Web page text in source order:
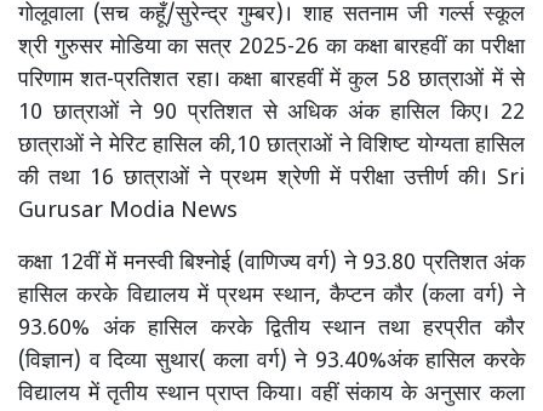
गोलूवाला (सच कहूँ/सुरेन्द्र गुम्बर)। शाह सतनाम जी गर्ल्स स्कूल
श्री गुरुसर मोडिया का सत्र 2025-26 का कक्षा बारहवीं का परीक्षा
परिणाम शत-प्रतिशत रहा। कक्षा बारहवीं में कुल 58 छात्राओं में से
10 छात्राओं ने 90 प्रतिशत से अधिक अंक हासिल किए। 22
छात्राओं ने मेरिट हासिल की,10 छात्राओं ने विशिष्ट योग्यता हासिल
की तथा 16 छात्राओं ने प्रथम श्रेणी में परीक्षा उत्तीर्ण की। Sri
Gurusar Modia News
कक्षा 12वीं में मनस्वी बिश्नोई (वाणिज्य वर्ग) ने 93.80 प्रतिशत अंक
हासिल करके विद्यालय में प्रथम स्थान, कैप्टन कौर (कला वर्ग) ने
93.60% अंक हासिल करके द्वितीय स्थान तथा हरप्रीत कौर
(विज्ञान) व दिव्या सुथार( कला वर्ग) ने 93.40%अंक हासिल करके
विद्यालय में तृतीय स्थान प्राप्त किया। वहीं संकाय के अनुसार कला